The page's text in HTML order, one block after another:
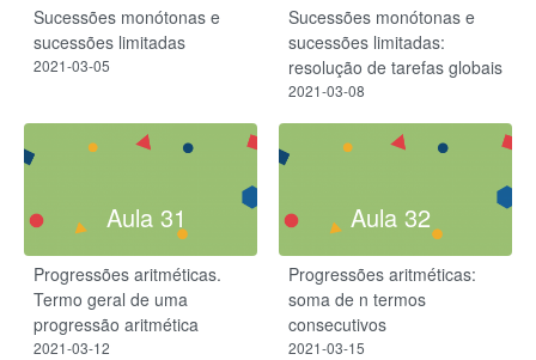
Sucessões monótonas e
sucessões limitadas
2021-03-05
Sucessões monótonas e
sucessões limitadas:
resolução de tarefas globais
2021-03-08
Aula 31
Progressões aritméticas.
Termo geral de uma
progressão aritmética
2021-03-12
Aula 32
Progressões aritméticas:
soma de n termos
consecutivos
2021-03-15